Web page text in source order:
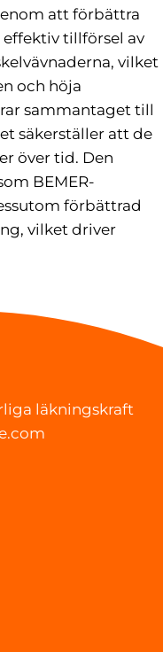
att förbättra
tillförsel av
vilket
och höja
sammantaget till
säkerställer att de
över tid. Den
BEMER-
förbättrad
vilket driver
läkningskraft